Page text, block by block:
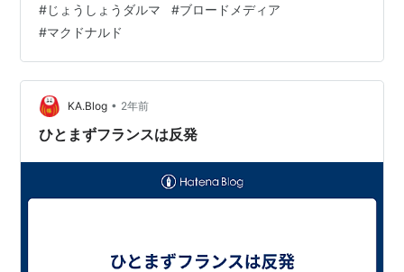
は高止まり。投資判断は「売り」。まず昨年までGAFAM
にも入っていなかったNVIDIAが世界一の時価総額に。一
極集中ぶりが凄まじいです。業績の変化率の大きさも株
高の裏付けには出来ますが、時価総額拡大スピードが速
すぎてファンドは組み入れを増やさざるを得ず、アナリ
ストも目標株価引き上げに動かざ…
#じょうしょうダルマ #ブロードメディア
#マクドナルド
KA.Blog • 2年前
ひとまずフランスは反発